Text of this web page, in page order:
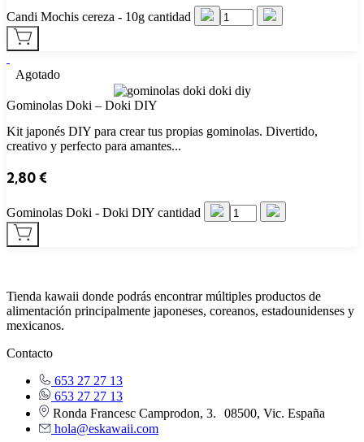
Candi Mochis cereza - 10g cantidad
Agotado
Gominolas Doki – Doki DIY
Kit japonés DIY para crear tus propias gominolas. Divertido,
creativo y perfecto para amantes...
2,80€
Gominolas Doki - Doki DIY cantidad
Tienda kawaii donde podrás encontrar múltiples productos de
alimentación principalmente japoneses, coreanos, estadounidenses y
mexicanos.
Contacto
653 27 27 13
653 27 27 13
Ronda Francesc Camprodon, 3. 08500, Vic. España
hola@eskawaii.com